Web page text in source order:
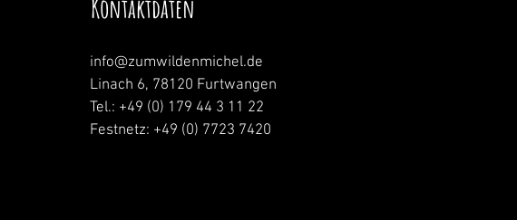
Kontaktdaten
info@zumwildenmichel.de
Linach 6, 78120 Furtwangen
Tel.: +49 (0) 179 44 3 11 22
Festnetz: +49 (0) 7723 7420